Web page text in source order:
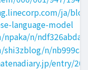
ja/
language-model
n/
n/
entry/